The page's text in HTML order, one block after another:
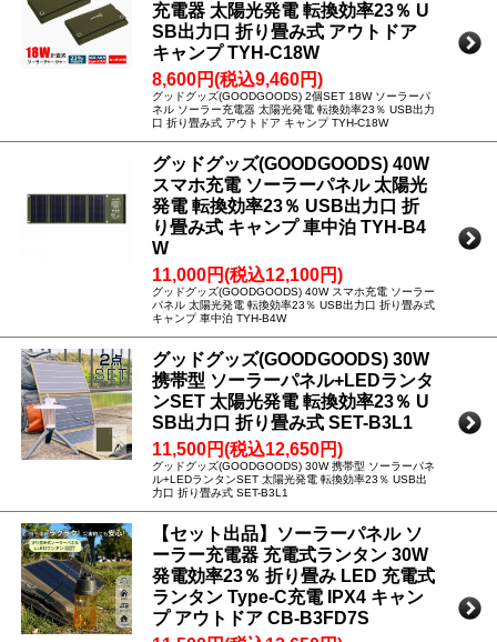
充電器 太陽光発電 転換効率23％ U
SB出力口 折り畳み式 アウトドア
キャンプ TYH-C18W
8,600円(税込9,460円)
グッドグッズ(GOODGOODS) 2個SET 18W ソーラーパ
ネル ソーラー充電器 太陽光発電 転換効率23％ USB出力
口 折り畳み式 アウトドア キャンプ TYH-C18W
グッドグッズ(GOODGOODS) 40W
スマホ充電 ソーラーパネル 太陽光
発電 転換効率23％ USB出力口 折
り畳み式 キャンプ 車中泊 TYH-B4
W
11,000円(税込12,100円)
グッドグッズ(GOODGOODS) 40W スマホ充電 ソーラー
パネル 太陽光発電 転換効率23％ USB出力口 折り畳み式
キャンプ 車中泊 TYH-B4W
グッドグッズ(GOODGOODS) 30W
携帯型 ソーラーパネル+LEDランタ
ンSET 太陽光発電 転換効率23％ U
SB出力口 折り畳み式 SET-B3L1
11,500円(税込12,650円)
グッドグッズ(GOODGOODS) 30W 携帯型 ソーラーパネ
ル+LEDランタンSET 太陽光発電 転換効率23％ USB出
力口 折り畳み式 SET-B3L1
【セット出品】ソーラーパネル ソ
ーラー充電器 充電式ランタン 30W
発電効率23％ 折り畳み LED 充電式
ランタン Type-C充電 IPX4 キャン
プ アウトドア CB-B3FD7S